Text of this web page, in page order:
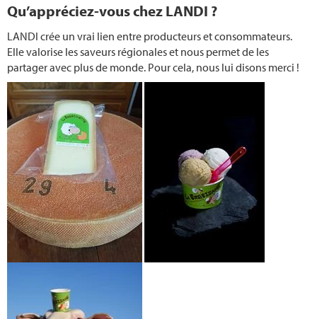
Qu’appréciez-vous chez LANDI ?
LANDI crée un vrai lien entre producteurs et consommateurs.
Elle valorise les saveurs régionales et nous permet de les
partager avec plus de monde. Pour cela, nous lui disons merci !